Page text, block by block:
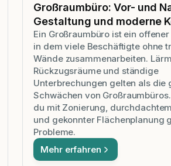
Großraumbüro: Vor- und
Gestaltung und moderne
Ein Großraumbüro ist ein
in dem viele Beschäftigte ohne
Wände zusammenarbeiten.
Rückzugsräume und ständige
Unterbrechungen gelten als die
Schwächen von
du mit Zonierung,
und gekonnter Flächenplanung
Probleme.
Mehr erfahren